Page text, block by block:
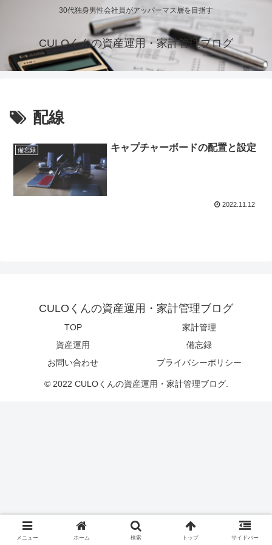
30代独身男性会社員がアッパーマス層を目指す
CULOくんの資産運用・家計管理ブログ
配線
備忘録 キャプチャーボードの配置と設定
2022.11.12
CULOくんの資産運用・家計管理ブログ
TOP
家計管理
資産運用
備忘録
お問い合わせ
プライバシーポリシー
© 2022 CULOくんの資産運用・家計管理ブログ.
メニュー ホーム 検索 トップ サイドバー